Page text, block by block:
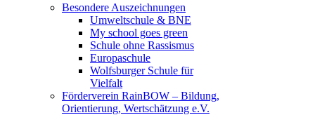
Besondere Auszeichnungen
Umweltschule & BNE
My school goes green
Schule ohne Rassismus
Europaschule
Wolfsburger Schule für
Vielfalt
Förderverein RainBOW – Bildung,
Orientierung, Wertschätzung e.V.